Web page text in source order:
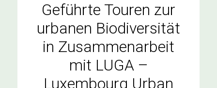
Geführte Touren zur
urbanen Biodiversität
in Zusammenarbeit
mit LUGA –
Luxembourg Urban